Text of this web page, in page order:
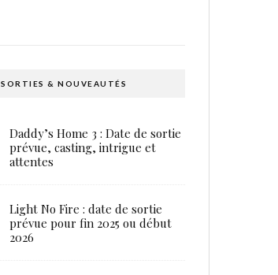
SORTIES & NOUVEAUTÉS
Daddy’s Home 3 : Date de sortie
prévue, casting, intrigue et
attentes
Light No Fire : date de sortie
prévue pour fin 2025 ou début
2026